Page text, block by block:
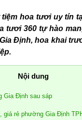
tiệm hoa tươi uy tín
tươi 360 tự hào
Định, hoa khai
Nội dung
Gia Định sau sáp
rẻ phường Gia Định